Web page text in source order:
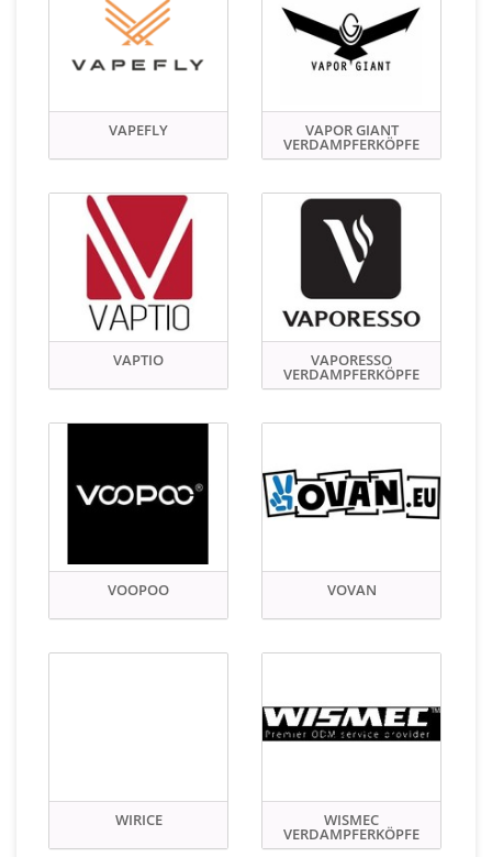
VAPEFLY VAPOR GIANT
VERDAMPFERKÖPFE
VAPTIO VAPORESSO
VERDAMPFERKÖPFE
VOOPOO VOVAN
WIRICE WISMEC
VERDAMPFERKÖPFE